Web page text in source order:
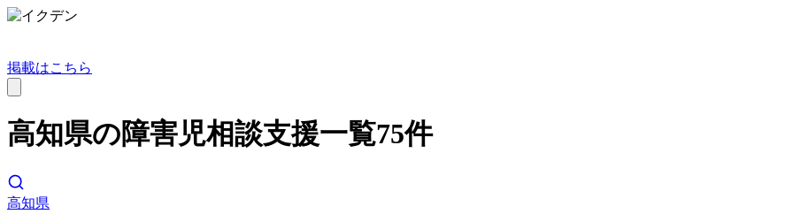
掲載はこちら
高知県の障害児相談支援一覧75件
高知県